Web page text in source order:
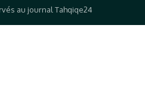
au journal Tahqiqe24